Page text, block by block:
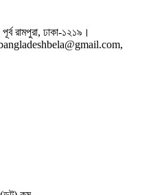
রামপুরা, ঢাকা-১২১৯।